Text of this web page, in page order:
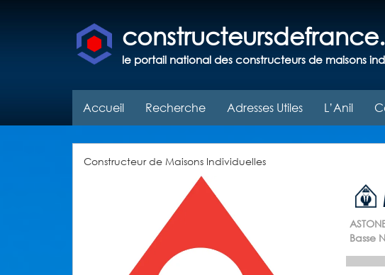
le portail national des constructeurs de maisons
Accueil Recherche Adresses Utiles L’Anil
Constructeur de Maisons Individuelles
Basse